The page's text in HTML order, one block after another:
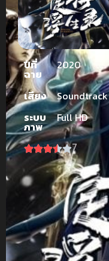
ปีที่
ฉาย
2020
เสียง
Soundtrack
ระบบ
ภาพ
Full HD
7